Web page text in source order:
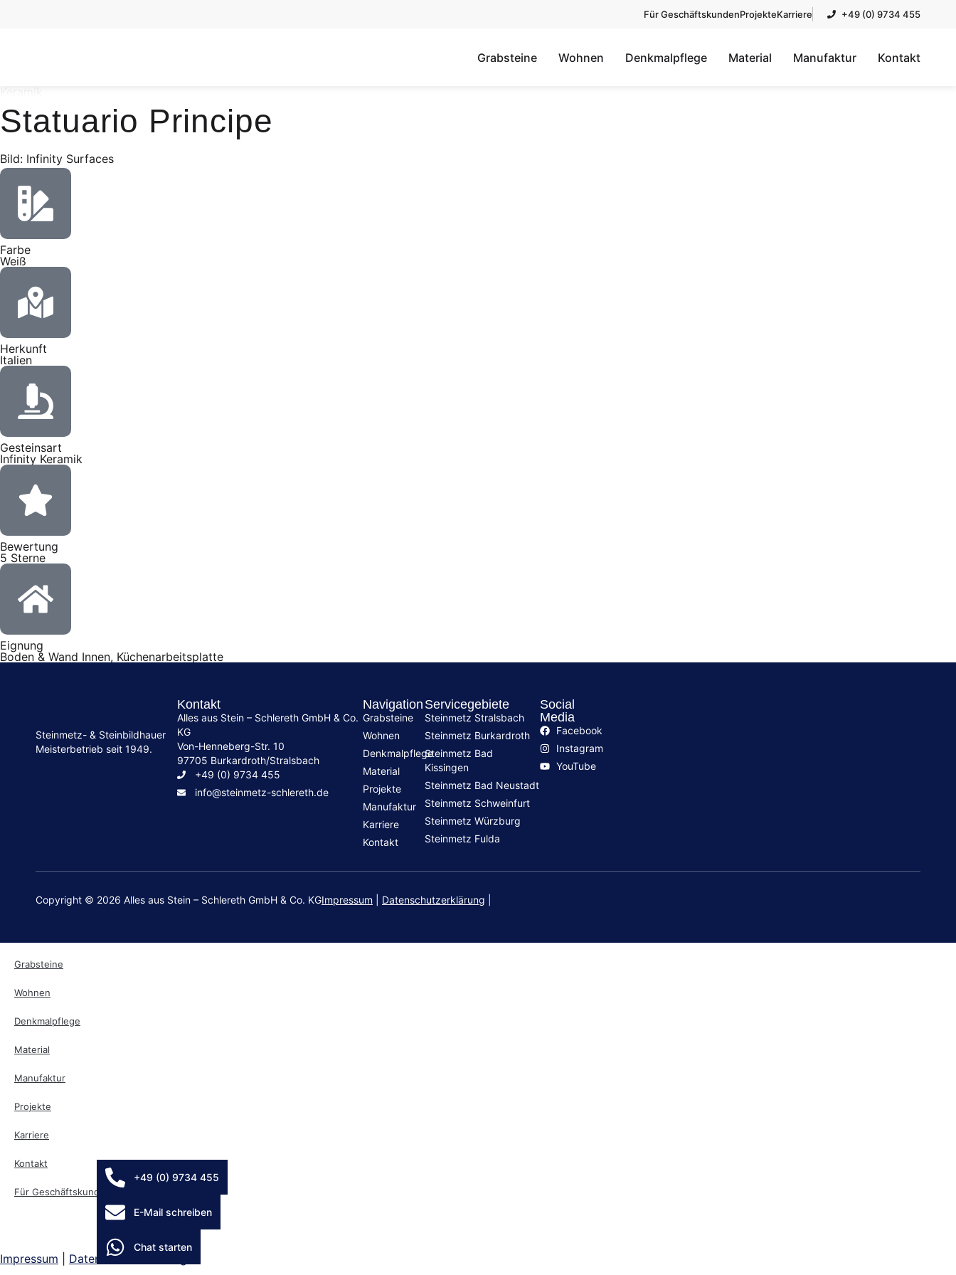
Für GeschäftskundenProjekteKarriere +49 (0) 9734 455
Grabsteine Wohnen Denkmalpflege Material Manufaktur Kontakt
Keramik
Statuario Principe
Bild: Infinity Surfaces
Farbe
Weiß
Herkunft
Italien
Gesteinsart
Infinity Keramik
Bewertung
5 Sterne
Eignung
Boden & Wand Innen, Küchenarbeitsplatte
Steinmetz- & Steinbildhauer
Meisterbetrieb seit 1949.
Kontakt
Alles aus Stein – Schlereth GmbH & Co.
KG
Von-Henneberg-Str. 10
97705 Burkardroth/Stralsbach
+49 (0) 9734 455
info@steinmetz-schlereth.de
Navigation
Grabsteine
Wohnen
Denkmalpflege
Material
Projekte
Manufaktur
Karriere
Kontakt
Servicegebiete
Steinmetz Stralsbach
Steinmetz Burkardroth
Steinmetz Bad
Kissingen
Steinmetz Bad Neustadt
Steinmetz Schweinfurt
Steinmetz Würzburg
Steinmetz Fulda
Social
Media
Facebook
Instagram
YouTube
Copyright © 2026 Alles aus Stein – Schlereth GmbH & Co. KGImpressum Datenschutzerklärung
Grabsteine
Wohnen
Denkmalpflege
Material
Manufaktur
Projekte
Karriere
Kontakt
Für Geschäftskunden
Impressum Datenschutzerklärung
+49 (0) 9734 455
E-Mail schreiben
Chat starten